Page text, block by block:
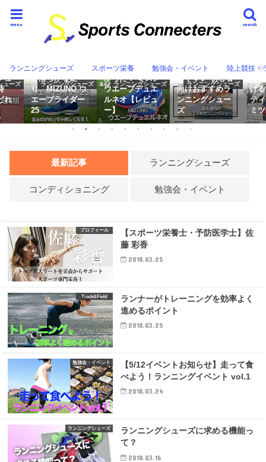
search
menu
ランニングシューズ スポーツ栄養 勉強会・イベント 陸上競技・
ューズ
ュ
れ
ランニングシューズ
最高の使い心地
と滑らかな走
り MIZUNO ウ
エーブライダー
25
ランニングシューズ
性 やっぱり凄
かった！ ミズノ
ウエーブデュエ
ルネオ【レビュ
ー】
ランニングシューズ
ぶ 安いけど使
いやすい 初心者
向けおすすめラ
ンニングシュー
ズ
掛
げ
テ
ミ
最新記事 ランニングシューズ
コンディショニング 勉強会・イベント
プロフィール
【スポーツ栄養士・予防医学士】佐
藤 彩香
2018.03.25
Track&Field
ランナーがトレーニングを効率よく
進めるポイント
2018.03.25
勉強会・イベント
【5/12イベントお知らせ】走って食
べよう！ランニングイベント vol.1
2018.03.24
ランニングシューズ
ランニングシューズに求める機能っ
て？
2018.03.16